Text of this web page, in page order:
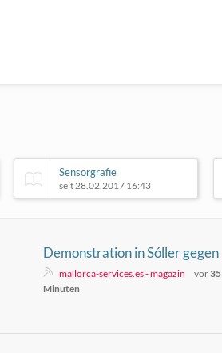
Sensorgrafie
seit 28.02.2017 16:43
Demonstration in Sóller gegen
touristische Überlastung
mallorca-services.es - magazin vor 35
Minuten